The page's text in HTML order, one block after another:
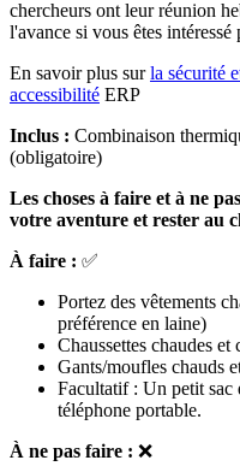
chercheurs ont leur réunion
l'avance si vous êtes intéressé
En savoir plus surla sécurité
accessibilité ERP
Inclus : Combinaison
(obligatoire)
Les choses à faire et à ne
votre aventure et rester au
À faire : ✅
Portez des vêtements
préférence en laine)
Chaussettes chaudes et
Gants/moufles chauds
Facultatif : Un petit sac
téléphone portable.
À ne pas faire : ❌